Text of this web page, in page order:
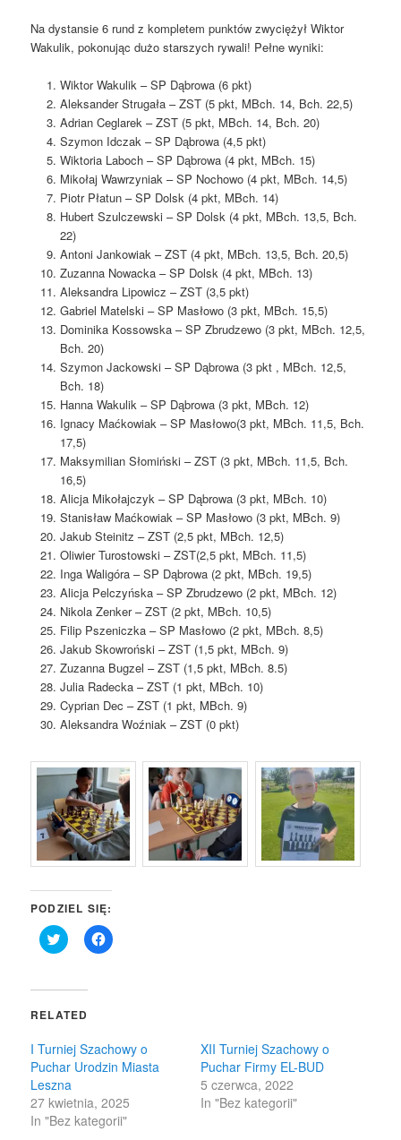
Na dystansie 6 rund z kompletem punktów zwyciężył Wiktor
Wakulik, pokonując dużo starszych rywali! Pełne wyniki:
Wiktor Wakulik – SP Dąbrowa (6 pkt)
Aleksander Strugała – ZST (5 pkt, MBch. 14, Bch. 22,5)
Adrian Ceglarek – ZST (5 pkt, MBch. 14, Bch. 20)
Szymon Idczak – SP Dąbrowa (4,5 pkt)
Wiktoria Laboch – SP Dąbrowa (4 pkt, MBch. 15)
Mikołaj Wawrzyniak – SP Nochowo (4 pkt, MBch. 14,5)
Piotr Płatun – SP Dolsk (4 pkt, MBch. 14)
Hubert Szulczewski – SP Dolsk (4 pkt, MBch. 13,5, Bch.
22)
Antoni Jankowiak – ZST (4 pkt, MBch. 13,5, Bch. 20,5)
Zuzanna Nowacka – SP Dolsk (4 pkt, MBch. 13)
Aleksandra Lipowicz – ZST (3,5 pkt)
Gabriel Matelski – SP Masłowo (3 pkt, MBch. 15,5)
Dominika Kossowska – SP Zbrudzewo (3 pkt, MBch. 12,5,
Bch. 20)
Szymon Jackowski – SP Dąbrowa (3 pkt , MBch. 12,5,
Bch. 18)
Hanna Wakulik – SP Dąbrowa (3 pkt, MBch. 12)
Ignacy Maćkowiak – SP Masłowo(3 pkt, MBch. 11,5, Bch.
17,5)
Maksymilian Słomiński – ZST (3 pkt, MBch. 11,5, Bch.
16,5)
Alicja Mikołajczyk – SP Dąbrowa (3 pkt, MBch. 10)
Stanisław Maćkowiak – SP Masłowo (3 pkt, MBch. 9)
Jakub Steinitz – ZST (2,5 pkt, MBch. 12,5)
Oliwier Turostowski – ZST(2,5 pkt, MBch. 11,5)
Inga Waligóra – SP Dąbrowa (2 pkt, MBch. 19,5)
Alicja Pelczyńska – SP Zbrudzewo (2 pkt, MBch. 12)
Nikola Zenker – ZST (2 pkt, MBch. 10,5)
Filip Pszeniczka – SP Masłowo (2 pkt, MBch. 8,5)
Jakub Skowroński – ZST (1,5 pkt, MBch. 9)
Zuzanna Bugzel – ZST (1,5 pkt, MBch. 8.5)
Julia Radecka – ZST (1 pkt, MBch. 10)
Cyprian Dec – ZST (1 pkt, MBch. 9)
Aleksandra Woźniak – ZST (0 pkt)
PODZIEL SIĘ:
Click
to
(Opens
new
Click
to
RELATED
I Turniej Szachowy o
Puchar Urodzin Miasta
Leszna
27 kwietnia, 2025
In "Bez kategorii"
XII Turniej Szachowy o
Puchar Firmy EL-BUD
5 czerwca, 2022
In "Bez kategorii"